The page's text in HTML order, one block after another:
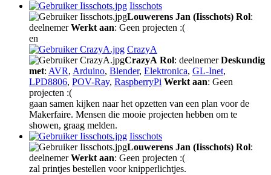
Iisschots
Louwerens Jan (Iisschots) Rol:
deelnemerWerkt aan: Geen projecten :(
en
CrazyA
CrazyA Rol: deelnemerDeskundig
met: AVR, Arduino, Blender, Elektronica, GL-Inet,
LPD8806, POV-Ray, RaspberryPi Werkt aan: Geen
projecten :(
gaan samen kijken naar het opzetten van een plan voor de
Makerfaire. Mensen die mooie projecten hebben om te
showen, graag melden.
Iisschots
Louwerens Jan (Iisschots) Rol:
deelnemerWerkt aan: Geen projecten :(
zal printjes bestellen voor knipperlichtjes.